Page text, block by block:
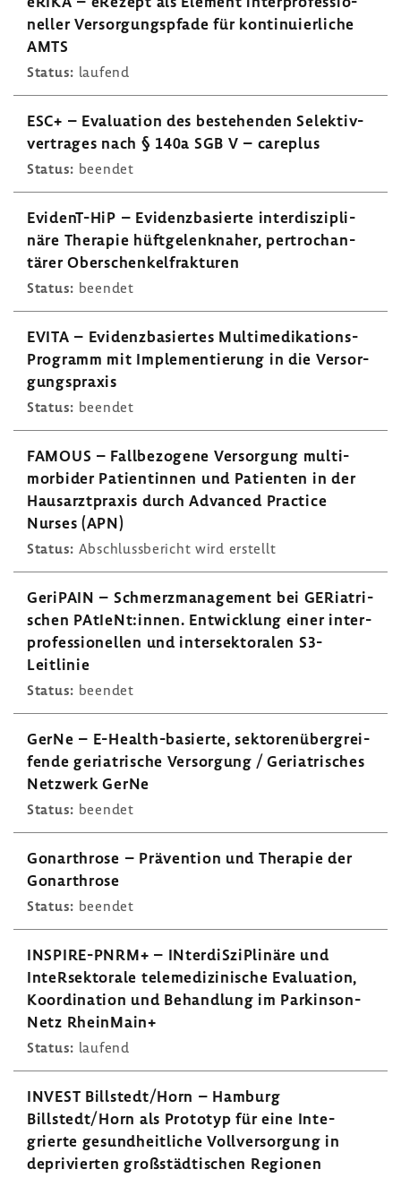
neller Versor­gungs­pfade für konti­nu­ier­liche
AMTS
Status: laufend
ESC+ – Evalua­tion des bestehenden Selek­tiv­
ver­trages nach § 140a SGB V – care­plus
Status: beendet
EvidenT-​HiP – Evidenz­ba­sierte inter­dis­zi­pli­
näre Therapie hüft­ge­lenk­naher, pertro­ch­an­
tärer Ober­schen­kel­frak­turen
Status: beendet
EVITA – Evidenz­ba­siertes Multimedikations-​
Programm mit Imple­men­tie­rung in die Versor­
gungs­praxis
Status: beendet
FAMOUS – Fall­be­zo­gene Versor­gung multi­
mor­bider Pati­en­tinnen und Pati­enten in der
Haus­arzt­praxis durch Advanced Prac­tice
Nurses (APN)
Status: Abschluss­be­richt wird erstellt
Geri­PAIN – Schmerz­ma­nage­ment bei GERia­tri­
schen PAtIeNt:innen. Entwick­lung einer inter­
pro­fes­sio­nellen und inter­sek­to­ralen S3-​
Leitlinie
Status: beendet
GerNe – E-​Health-basierte, sekto­ren­über­grei­
fende geria­tri­sche Versor­gung / Geria­tri­sches
Netz­werk GerNe
Status: beendet
Gonar­throse – Präven­tion und Therapie der
Gonar­throse
Status: beendet
INSPIRE-​PNRM+ – INter­diS­zi­Pli­näre und
InteR­sek­to­rale tele­me­di­zi­ni­sche Evalua­tion,
Koor­di­na­tion und Behand­lung im Parkin­son­
Netz Rhein­Main+
Status: laufend
INVEST Billstedt/Horn – Hamburg
Billstedt/Horn als Prototyp für eine Inte­
grierte gesund­heit­liche Voll­ver­sor­gung in
depri­vierten groß­städ­ti­schen Regionen